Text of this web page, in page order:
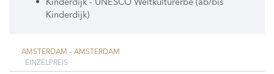
Kinderdijk)
AMSTERDAM – AMSTERDAM
EINZELPREIS